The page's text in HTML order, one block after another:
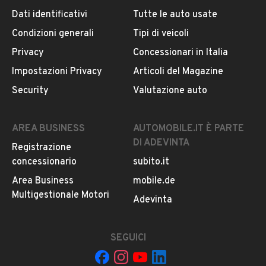
Altro
ABS
Accensione elettrica
Marmitta catalitica
Il veicolo è ancora disponibile?
Il prezzo è trattabile?
Offrite finanziamenti?
Accettate permute?
È possibile vedere più foto?
Dati identificativi
Condizioni generali
Privacy
Impostazioni Privacy
Security
Tutte le auto usate
Tipi di veicoli
Concessionari in Italia
Articoli del Magazine
Valutazione auto
AREA BUSINESS
Registrazione
concessionario
Area Business
Multigestionale Motori
AUTOMOBILE.IT È PARTE
DI ADEVINTA
subito.it
mobile.de
Adevinta
SEGUICI